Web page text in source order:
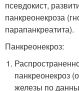
псевдокист,
панкреонекроза
парапанкреатита).
Панкреонекроз:
панкреонекроз
железы по